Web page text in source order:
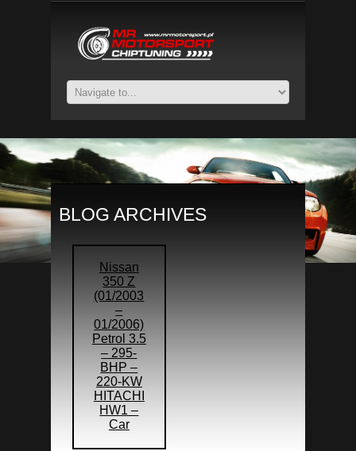
BLOG ARCHIVES
Nissan
350 Z
(01/2003
–
01/2006)
Petrol 3.5
– 295-
BHP –
220-KW
HITACHI
HW1 –
Car